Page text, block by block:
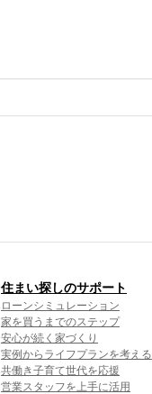
住まい探しのサポート
ローンシミュレーション
家を買うまでのステップ
安心が続く家づくり
実例からライフプランを考える
共働き子育て世代を応援
営業スタッフを上手に活用